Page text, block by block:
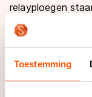
Toestemming
relayploegen
beste
dan weet je dat
mondiaal niveau.